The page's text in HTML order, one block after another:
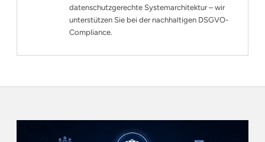
datenschutzgerechte Systemarchitektur – wir
unterstützen Sie bei der nachhaltigen DSGVO-
Compliance.